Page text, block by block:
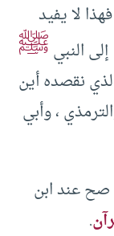
لا يفيد
النبيﷺ
نقصده أين
، وأبي
صح عند ابن
.